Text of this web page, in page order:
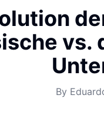
vs.
By